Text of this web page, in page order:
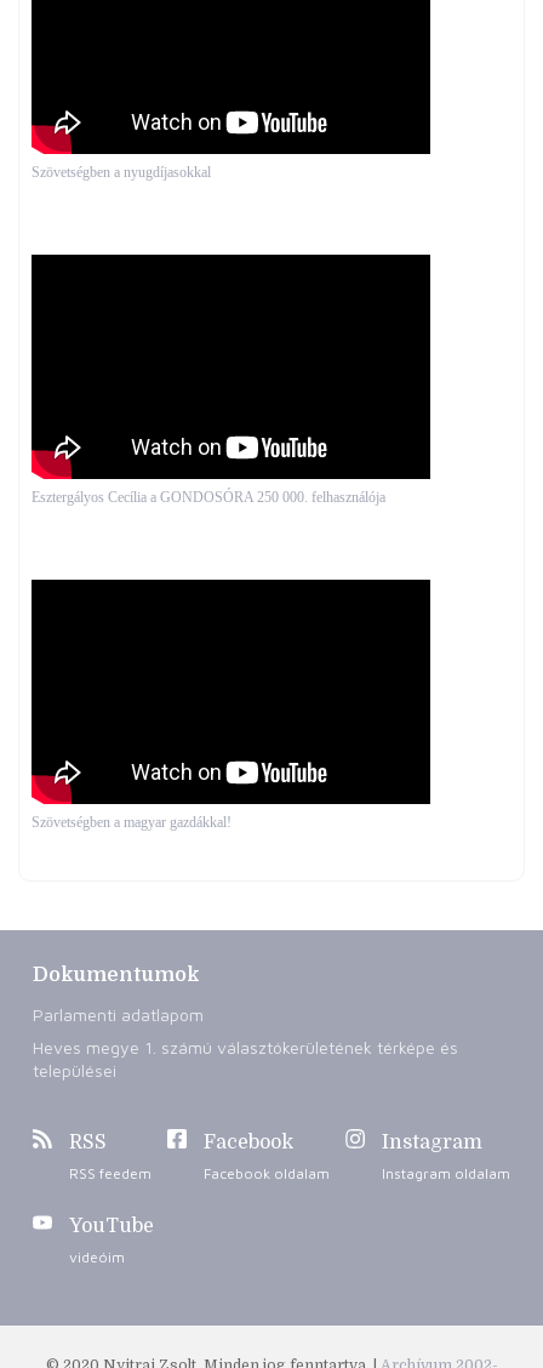
Szövetségben a nyugdíjasokkal
Esztergályos Cecília a GONDOSÓRA 250 000. felhasználója
Szövetségben a magyar gazdákkal!
Dokumentumok
Parlamenti adatlapom
Heves megye 1. számú választókerületének térképe és
települései
RSS
RSS feedem
Facebook
Facebook oldalam
Instagram
Instagram oldalam
YouTube
videóim